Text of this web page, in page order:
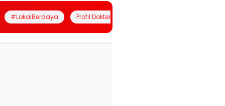
#LokalBerdaya Profil Dokter